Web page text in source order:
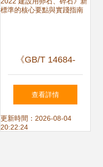
《GB/T 14684-
2022 建設用砂》
與《GB/T 14685-
查看詳情
更新時間：2026-08-04
20:22:24